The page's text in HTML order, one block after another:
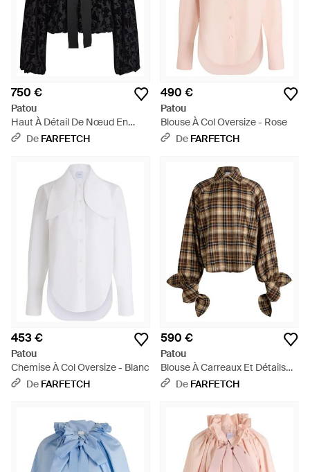
750 €
Patou
Haut À Détail De Nœud En
Dévoré - Noir
De FARFETCH
490 €
Patou
Blouse À Col Oversize - Rose
De FARFETCH
453 €
Patou
Chemise À Col Oversize - Blanc
De FARFETCH
590 €
Patou
Blouse À Carreaux Et Détails
De Nœuds Aux Manches -
De FARFETCH